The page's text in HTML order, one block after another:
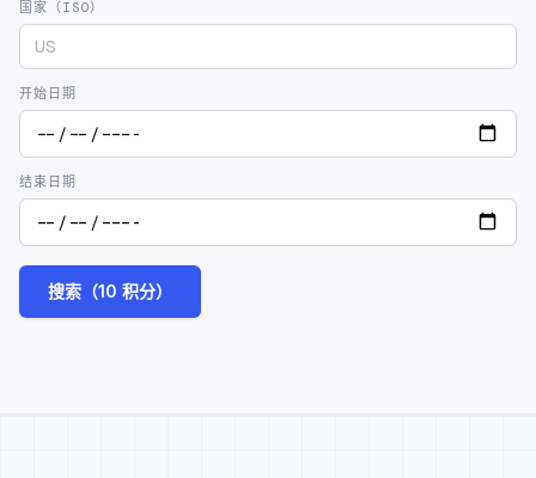
国家（ISO）
开始日期
结束日期
搜索（10 积分）